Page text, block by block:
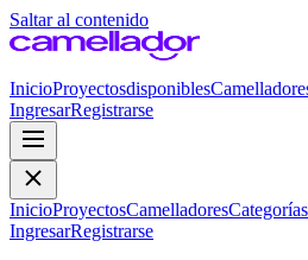
Saltar al contenido
InicioProyectosdisponibles
IngresarRegistrarse
InicioProyectosCamelladoresCategorías
IngresarRegistrarse